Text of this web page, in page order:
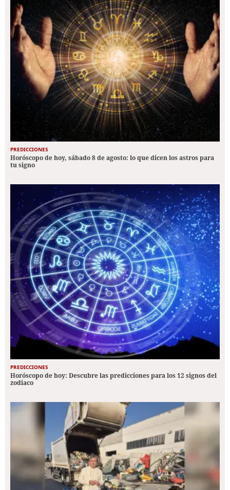
PREDICCIONES
Horóscopo de hoy, sábado 8 de agosto: lo que dicen los astros para
tu signo
PREDICCIONES
Horóscopo de hoy: Descubre las predicciones para los 12 signos del
zodiaco